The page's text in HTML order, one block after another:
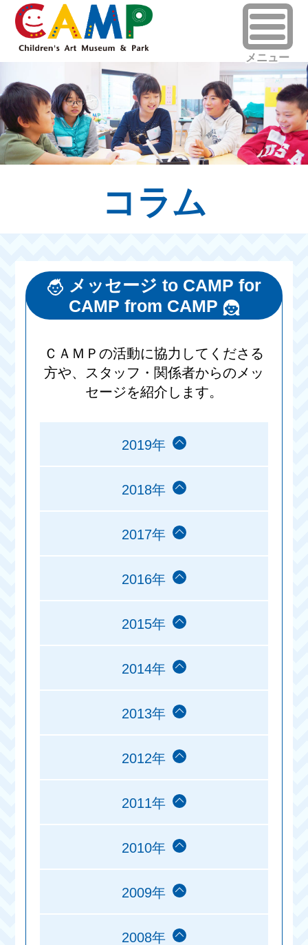
コラム
メッセージ to CAMP for
CAMP from CAMP
ＣＡＭＰの活動に協力してくださる
方や、スタッフ・関係者からのメッ
セージを紹介します。
2019年
2018年
2017年
2016年
2015年
2014年
2013年
2012年
2011年
2010年
2009年
2008年